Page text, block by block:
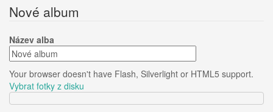
Nové album
Název alba
Your browser doesn't have Flash, Silverlight or HTML5 support.
Vybrat fotky z disku